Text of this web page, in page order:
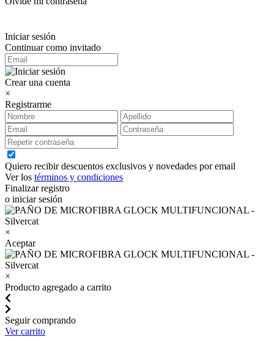
Iniciar sesión
Continuar como invitado
Crear una cuenta
×
Registrarme
Quiero recibir descuentos exclusivos y novedades por email
Ver los términos y condiciones
Finalizar registro
o iniciar sesión
×
Aceptar
×
Producto agregado a carrito
Seguir comprando
Ver carrito